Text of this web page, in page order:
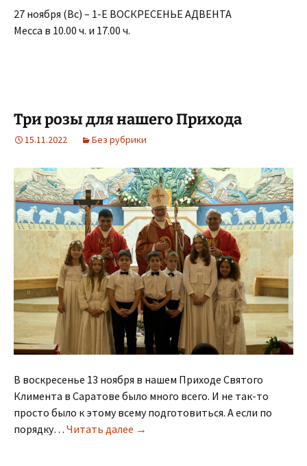
27 ноября (Вс) – 1-Е ВОСКРЕСЕНЬЕ АДВЕНТА
Месса в 10.00 ч. и 17.00 ч.
Три розы для нашего Прихода
15.11.2022 Без рубрики
В воскресенье 13 ноября в нашем Приходе Святого
Климента в Саратове было много всего. И не так-то
просто было к этому всему подготовиться. А если по
порядку… Читать далее Три розы для нашего Прихода
→